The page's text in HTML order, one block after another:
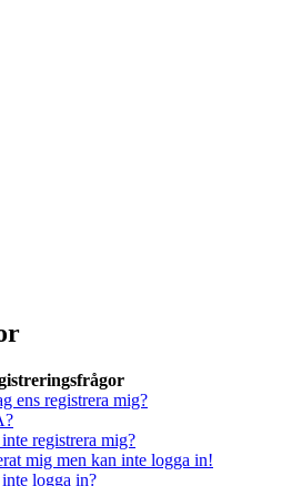
ens registrera mig?
registrera mig?
mig men kan inte logga in!
logga in?